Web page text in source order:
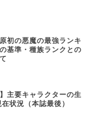
初の悪魔の最強ランキ
基準・種族ランクとの
】主要キャラクターの生
状況（本誌最後）